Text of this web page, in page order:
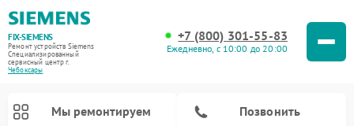
FIX-SIEMENS
Ремонт устройств Siemens
Специализированный
cервисный центр г.
Чебоксары
+7 (800) 301-55-83
Ежедневно, с 10:00 до 20:00
Мы ремонтируем Позвонить